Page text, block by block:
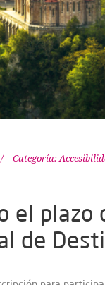
Categoría:
el plazo
de